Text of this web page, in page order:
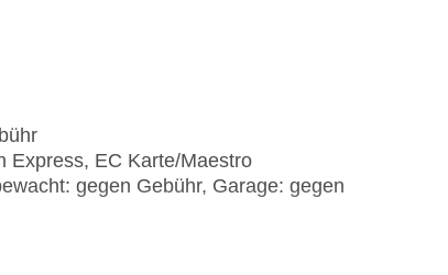
Express, EC Karte/Maestro
gegen Gebühr, Garage: gegen